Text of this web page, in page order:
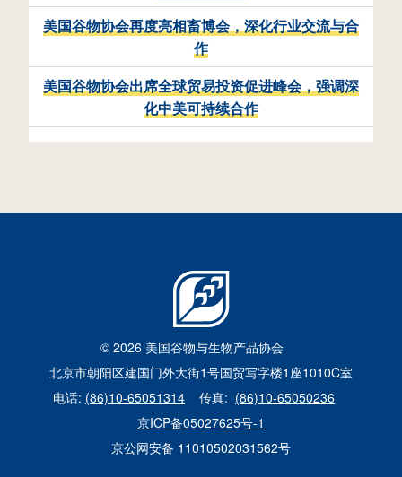
r
e
美国谷物协会再度亮相畜博会，深化行业交流与合
作
美国谷物协会出席全球贸易投资促进峰会，强调深
化中美可持续合作
© 2026 美国谷物与生物产品协会
北京市朝阳区建国门外大街1号国贸写字楼1座1010C室
电话: (86)10-65051314 传真: (86)10-65050236
京ICP备05027625号-1
京公网安备 11010502031562号